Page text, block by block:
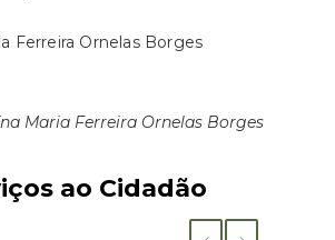
Ferreira Ornelas Borges
Maria Ferreira Ornelas Borges
ao Cidadão